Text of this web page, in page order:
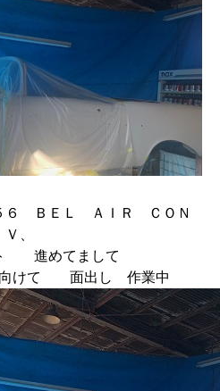
ＢＥＬ ＡＩＲ ＣＯＮ
Ｖ、
進めてまして
けて 面出し 作業中